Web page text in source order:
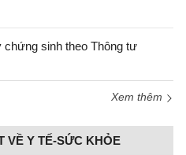
sinh theo Thông tư
Xem thêm
VỀ Y TẾ-SỨC KHỎE